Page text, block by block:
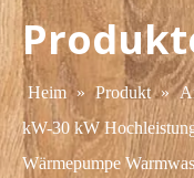
Heim » Produkt »
kW-30 kW
Wärmepumpe